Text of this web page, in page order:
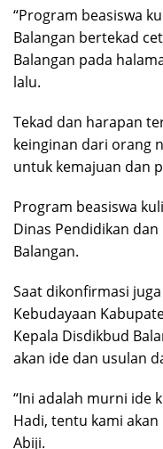
“Program beasiswa
Balangan bertekad
Balangan pada
lalu.
Tekad dan harapan
keinginan dari orang
untuk kemajuan dan
Program beasiswa
Dinas Pendidikan
Balangan.
Saat dikonfirmasi
Kebudayaan
Kepala Disdikbud
akan ide dan usulan
“Ini adalah murni ide
Hadi, tentu kami
Abiji.